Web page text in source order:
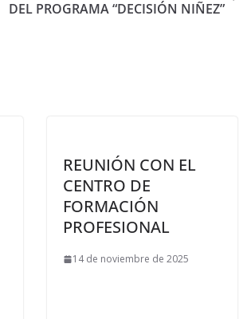
DEL PROGRAMA “DECISIÓN NIÑEZ”
REUNIÓN CON EL
CENTRO DE
FORMACIÓN
PROFESIONAL
14 de noviembre de 2025